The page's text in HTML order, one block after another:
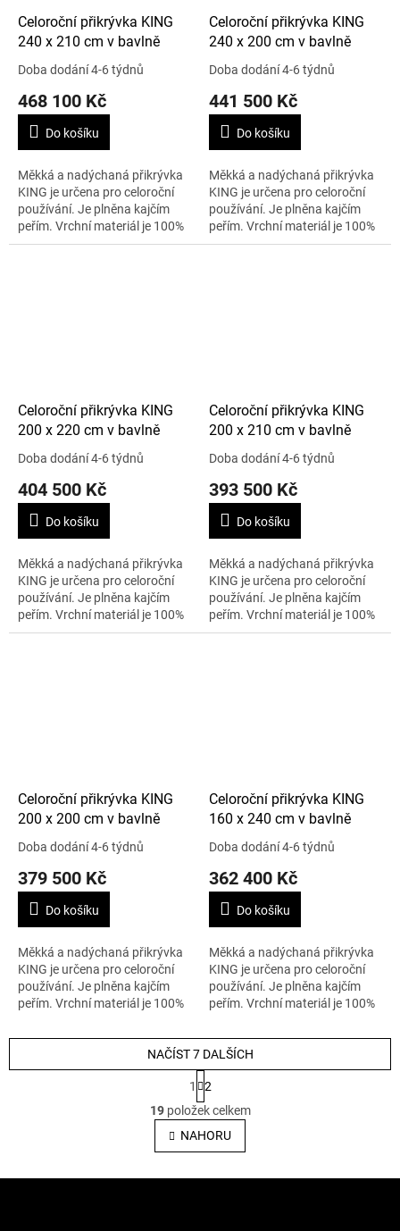
Celoroční přikrývka KING
240 x 210 cm v bavlně
Doba dodání 4-6 týdnů
468 100 Kč
Do košíku
Měkká a nadýchaná přikrývka
KING je určena pro celoroční
používání. Je plněna kajčím
peřím. Vrchní materiál je 100%
stříbrný batist. Velikost je 240 x
Celoroční přikrývka KING
240 x 200 cm v bavlně
Doba dodání 4-6 týdnů
441 500 Kč
Do košíku
Měkká a nadýchaná přikrývka
KING je určena pro celoroční
používání. Je plněna kajčím
peřím. Vrchní materiál je 100%
stříbrný batist. Velikost je 240 x
Celoroční přikrývka KING
200 x 220 cm v bavlně
Doba dodání 4-6 týdnů
404 500 Kč
Do košíku
Měkká a nadýchaná přikrývka
KING je určena pro celoroční
používání. Je plněna kajčím
peřím. Vrchní materiál je 100%
stříbrný batist. Velikost je 200 x
Celoroční přikrývka KING
200 x 210 cm v bavlně
Doba dodání 4-6 týdnů
393 500 Kč
Do košíku
Měkká a nadýchaná přikrývka
KING je určena pro celoroční
používání. Je plněna kajčím
peřím. Vrchní materiál je 100%
stříbrný batist. Velikost je 200 x
Celoroční přikrývka KING
200 x 200 cm v bavlně
Doba dodání 4-6 týdnů
379 500 Kč
Do košíku
Měkká a nadýchaná přikrývka
KING je určena pro celoroční
používání. Je plněna kajčím
peřím. Vrchní materiál je 100%
200 cm a váha 832 g....
Celoroční přikrývka KING
160 x 240 cm v bavlně
Doba dodání 4-6 týdnů
362 400 Kč
Do košíku
Měkká a nadýchaná přikrývka
KING je určena pro celoroční
používání. Je plněna kajčím
peřím. Vrchní materiál je 100%
240 cm a váha 756 g....
O
v
l
á
NAČÍST 7 DALŠÍCH
S
t
r
á
n
k
v
1
2
19položek celkem
NAHORU